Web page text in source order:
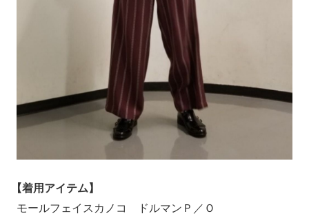
【着用アイテム】
モールフェイスカノコ ドルマンＰ／Ｏ